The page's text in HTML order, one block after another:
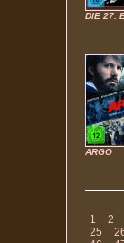
DIE 27.
ARGO
1
2
25